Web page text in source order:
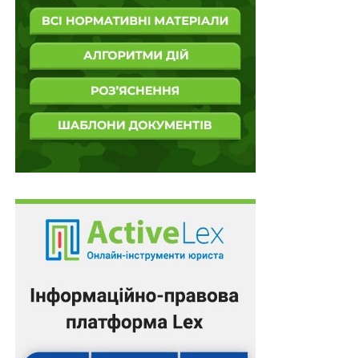
подальшого…
Спір щодо підготовки та укладення договору
про надання соціальних послуг є публічно-
правовим…
ПОВ'ЯЗАНІ ТЕМИ:
АПЕЛЯЦІЙНИЙ СУД
ВЕРХОВНИЙ СУД УКРАЇНИ
МАЙНО
Негласні слідчі дії самі по собі не порушують
НЕ ПРОПУСТІТЬ
Відшкодування матеріальної шкоди, завданої
судовою владою